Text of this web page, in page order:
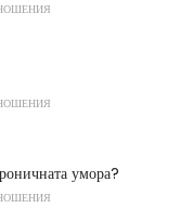
умора?